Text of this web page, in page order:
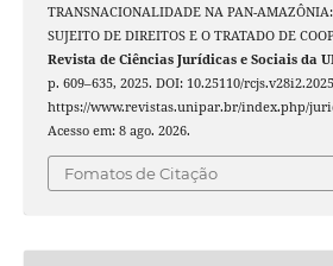
TRANSNACIONALIDADE NA PAN-
SUJEITO DE DIREITOS E O TRATADO DE
Revista de Ciências Jurídicas e Sociais da
p. 609–635, 2025. DOI: 10.25110/
https://www.revistas.unipar.br/index.php/
Acesso em: 8 ago. 2026.
Fomatos de Citação